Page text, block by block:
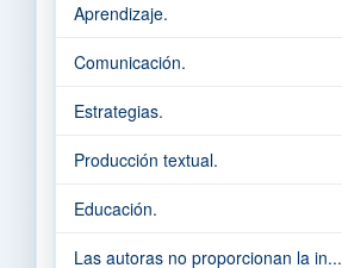
Aprendizaje.
Comunicación.
Estrategias.
Producción textual.
Educación.
Las autoras no proporcionan la in...